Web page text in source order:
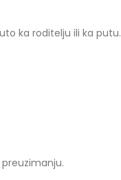
ka roditelju ili ka putu.